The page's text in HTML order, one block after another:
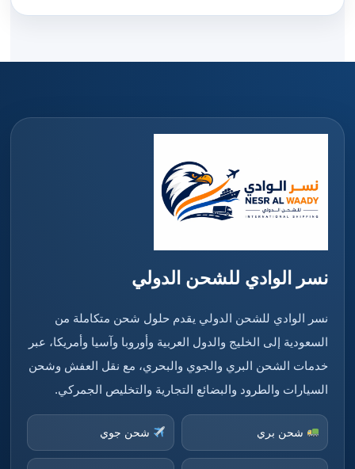
نسر الوادي للشحن الدولي
نسر الوادي للشحن الدولي يقدم حلول شحن متكاملة من
السعودية إلى الخليج والدول العربية وأوروبا وآسيا وأمريكا، عبر
خدمات الشحن البري والجوي والبحري، مع نقل العفش وشحن
السيارات والطرود والبضائع التجارية والتخليص الجمركي.
شحن بري شحن جوي